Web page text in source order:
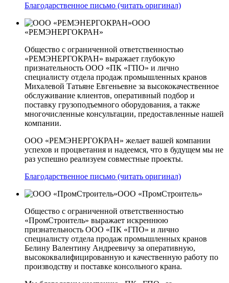
Благодарственное письмо (читать оригинал)
ООО
«РЕМЭНЕРГОКРАН»
Общество с ограниченной ответственностью
«РЕМЭНЕРГОКРАН» выражает глубокую
признательность ООО «ПК «ГПО» и лично
специалисту отдела продаж промышленных кранов
Михалевой Татьяне Евгеньевне за высококачественное
обслуживание клиентов, оперативный подбор и
поставку грузоподъемного оборудования, а также
многочисленные консультации, предоставленные нашей
компании.
ООО «РЕМЭНЕРГОКРАН» желает вашей компании
успехов и процветания и надеемся, что в будущем мы не
раз успешно реализуем совместные проекты.
Благодарственное письмо (читать оригинал)
ООО «ПромСтроитель»
Общество с ограниченной ответственностью
«ПромСтроитель» выражает искреннюю
признательность ООО «ПК «ГПО» и лично
специалисту отдела продаж промышленных кранов
Белину Валентину Андреевичу за оперативную,
высококвалифицированную и качественную работу по
производству и поставке консольного крана.